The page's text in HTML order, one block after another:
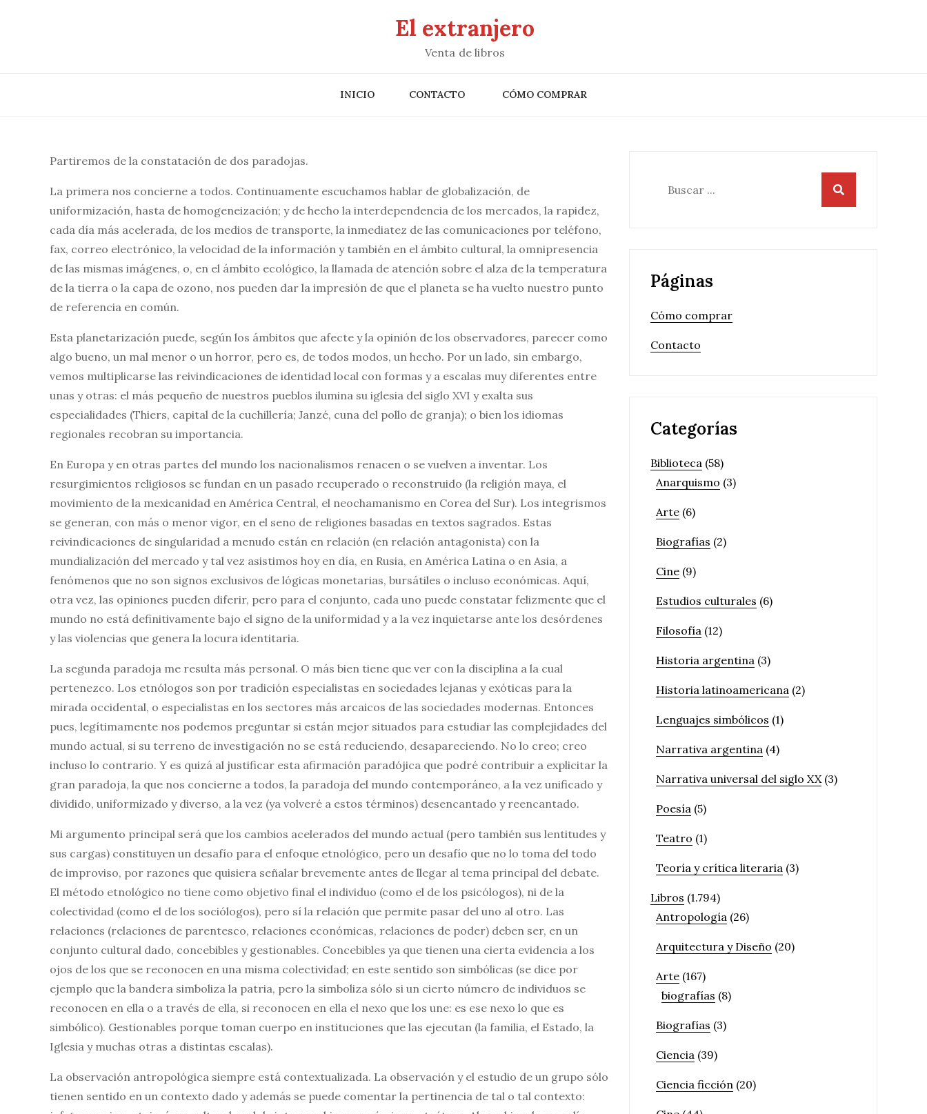
El extranjero
Venta de libros
INICIO CONTACTO CÓMO COMPRAR
Partiremos de la constatación de dos paradojas.
La primera nos concierne a todos. Continuamente escuchamos hablar de globalización, de
uniformización, hasta de homogeneización; y de hecho la interdependencia de los mercados, la rapidez,
cada día más acelerada, de los medios de transporte, la inmediatez de las comunicaciones por teléfono,
fax, correo electrónico, la velocidad de la información y también en el ámbito cultural, la omnipresencia
de las mismas imágenes, o, en el ámbito ecológico, la llamada de atención sobre el alza de la temperatura
de la tierra o la capa de ozono, nos pueden dar la impresión de que el planeta se ha vuelto nuestro punto
de referencia en común.
Esta planetarización puede, según los ámbitos que afecte y la opinión de los observadores, parecer como
algo bueno, un mal menor o un horror, pero es, de todos modos, un hecho. Por un lado, sin embargo,
vemos multiplicarse las reivindicaciones de identidad local con formas y a escalas muy diferentes entre
unas y otras: el más pequeño de nuestros pueblos ilumina su iglesia del siglo XVI y exalta sus
especialidades (Thiers, capital de la cuchillería; Janzé, cuna del pollo de granja); o bien los idiomas
regionales recobran su importancia.
En Europa y en otras partes del mundo los nacionalismos renacen o se vuelven a inventar. Los
resurgimientos religiosos se fundan en un pasado recuperado o reconstruido (la religión maya, el
movimiento de la mexicanidad en América Central, el neochamanismo en Corea del Sur). Los integrismos
se generan, con más o menor vigor, en el seno de religiones basadas en textos sagrados. Estas
reivindicaciones de singularidad a menudo están en relación (en relación antagonista) con la
mundialización del mercado y tal vez asistimos hoy en día, en Rusia, en América Latina o en Asia, a
fenómenos que no son signos exclusivos de lógicas monetarias, bursátiles o incluso económicas. Aquí,
otra vez, las opiniones pueden diferir, pero para el conjunto, cada uno puede constatar felizmente que el
mundo no está definitivamente bajo el signo de la uniformidad y a la vez inquietarse ante los desórdenes
y las violencias que genera la locura identitaria.
La segunda paradoja me resulta más personal. O más bien tiene que ver con la disciplina a la cual
pertenezco. Los etnólogos son por tradición especialistas en sociedades lejanas y exóticas para la
mirada occidental, o especialistas en los sectores más arcaicos de las sociedades modernas. Entonces
pues, legítimamente nos podemos preguntar si están mejor situados para estudiar las complejidades del
mundo actual, si su terreno de investigación no se está reduciendo, desapareciendo. No lo creo; creo
incluso lo contrario. Y es quizá al justificar esta afirmación paradójica que podré contribuir a explicitar la
gran paradoja, la que nos concierne a todos, la paradoja del mundo contemporáneo, a la vez unificado y
dividido, uniformizado y diverso, a la vez (ya volveré a estos términos) desencantado y reencantado.
Mi argumento principal será que los cambios acelerados del mundo actual (pero también sus lentitudes y
sus cargas) constituyen un desafío para el enfoque etnológico, pero un desafío que no lo toma del todo
de improviso, por razones que quisiera señalar brevemente antes de llegar al tema principal del debate.
El método etnológico no tiene como objetivo final el individuo (como el de los psicólogos), ni de la
colectividad (como el de los sociólogos), pero sí la relación que permite pasar del uno al otro. Las
relaciones (relaciones de parentesco, relaciones económicas, relaciones de poder) deben ser, en un
conjunto cultural dado, concebibles y gestionables. Concebibles ya que tienen una cierta evidencia a los
ojos de los que se reconocen en una misma colectividad; en este sentido son simbólicas (se dice por
ejemplo que la bandera simboliza la patria, pero la simboliza sólo si un cierto número de individuos se
reconocen en ella o a través de ella, si reconocen en ella el nexo que los une: es ese nexo lo que es
simbólico). Gestionables porque toman cuerpo en instituciones que las ejecutan (la familia, el Estado, la
Iglesia y muchas otras a distintas escalas).
La observación antropológica siempre está contextualizada. La observación y el estudio de un grupo sólo
tienen sentido en un contexto dado y además se puede comentar la pertinencia de tal o tal contexto:
Páginas
Cómo comprar
Contacto
Categorías
Biblioteca (58)
Anarquismo (3)
Arte (6)
Biografías (2)
Cine (9)
Estudios culturales (6)
Filosofía (12)
Historia argentina (3)
Historia latinoamericana (2)
Lenguajes simbólicos (1)
Narrativa argentina (4)
Narrativa universal del siglo XX(3)
Poesía (5)
Teatro (1)
Teoría y crítica literaria (3)
Libros (1.794)
Antropología (26)
Arquitectura y Diseño (20)
Arte (167)
biografías (8)
Biografías (3)
Ciencia (39)
Ciencia ficción (20)